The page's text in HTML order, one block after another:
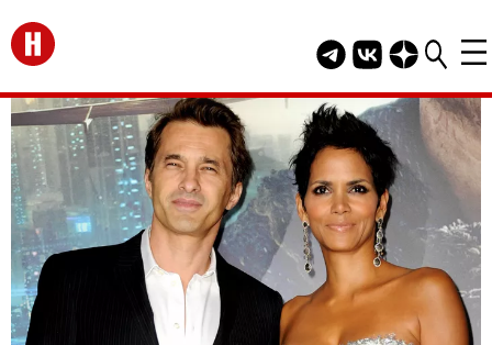
Перейти на главную
Telegram канал
Группа HELLO
Канал